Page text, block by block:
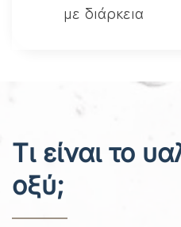
με διάρκεια
Τι είναι το
οξύ;